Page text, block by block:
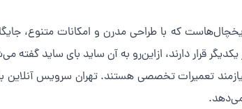
که با طراحی مدرن و امکانات متنوع،
قرار دارند، ازاین‌رو به آن ساید بای ساید گفته
تعمیرات تخصصی هستند. تهران سرویس آنلاین
می‌دهد.